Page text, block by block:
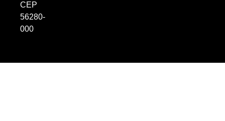
CEP
56280-
000